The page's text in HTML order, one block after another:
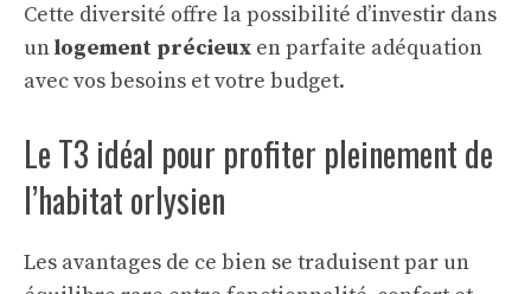
Cette diversité offre la possibilité d’investir dans
unlogement précieux en parfaite adéquation
avec vos besoins et votre budget.
Le T3 idéal pour profiter pleinement de
l’habitat orlysien
Les avantages de ce bien se traduisent par un